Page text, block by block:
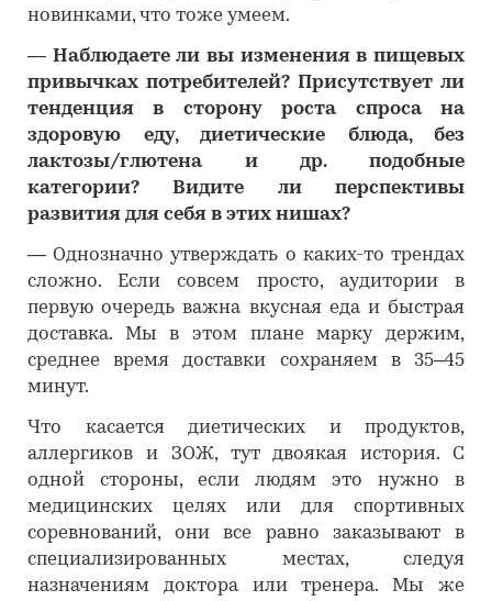
новинками, что тоже умеем.
― Наблюдаете ли вы изменения в пищевых
привычках потребителей? Присутствует ли
тенденция в сторону роста спроса на
здоровую еду, диетические блюда, без
лактозы/глютена и др. подобные
категории? Видите ли перспективы
развития для себя в этих нишах?
― Однозначно утверждать о каких-то трендах
сложно. Если совсем просто, аудитории в
первую очередь важна вкусная еда и быстрая
доставка. Мы в этом плане марку держим,
среднее время доставки сохраняем в 35–45
минут.
Что касается диетических и продуктов,
аллергиков и ЗОЖ, тут двоякая история. С
одной стороны, если людям это нужно в
медицинских целях или для спортивных
соревнований, они все равно заказывают в
специализированных местах, следуя
назначениям доктора или тренера. Мы же